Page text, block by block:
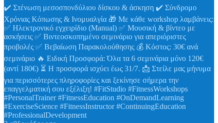
✔️ Στένωση μεσοσπονδύλιου δίσκου & άσκηση ✔️ Σύνδρομο
Χρόνιας Κόπωσης & Ινομυαλγία 🎁 Με κάθε workshop λαμβάνεις:
✅ Ηλεκτρονικό εγχειρίδιο (Manual) ✅ Μουσική & βίντεο με
ασκήσεις ✅ Βιντεοσκοπημένο σεμινάριο για απεριόριστες
προβολές ✅ Βεβαίωση Παρακολούθησης 💰 Κόστος: 30€ ανά
σεμινάριο 🔥 Ειδική Προσφορά: Όλα τα 6 σεμινάρια μόνο 120€
(αντί 180€) ⏳ Η προσφορά ισχύει έως 31/7. 📩 Στείλε μας μήνυμα
για περισσότερες πληροφορίες και ξεκίνησε σήμερα την
επαγγελματική σου εξέλιξη! #FitStudio #FitnessWorkshops
#PersonalTrainer #FitnessEducation #OnDemandLearning
#ExerciseScience #FitnessInstructor #ContinuingEducation
#ProfessionalDevelopment